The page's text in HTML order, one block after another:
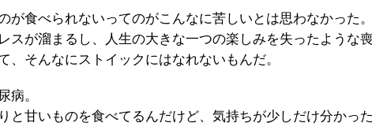
が食べられないってのがこんなに苦しいとは思わなかった。
スが溜まるし、人生の大きな一つの楽しみを失ったような喪
、そんなにストイックにはなれないもんだ。
病。
と甘いものを食べてるんだけど、気持ちが少しだけ分かった